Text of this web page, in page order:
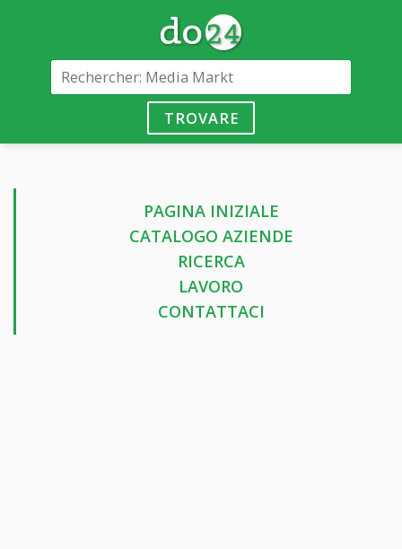
TROVARE
PAGINA INIZIALE
CATALOGO AZIENDE
RICERCA
LAVORO
CONTATTACI